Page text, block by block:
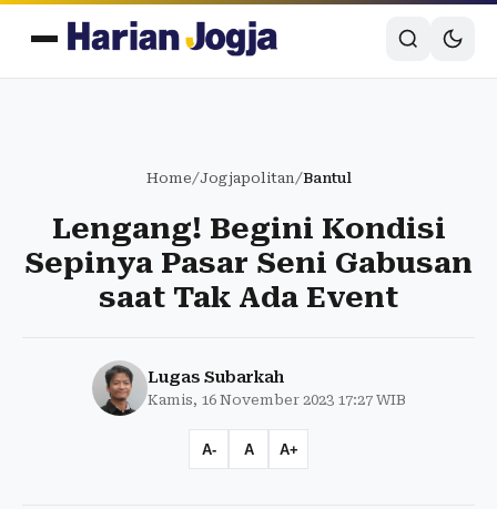
Home/Jogjapolitan/Bantul
Lengang! Begini Kondisi
Sepinya Pasar Seni Gabusan
saat Tak Ada Event
Lugas Subarkah
Kamis, 16 November 2023 17:27 WIB
A- A A+